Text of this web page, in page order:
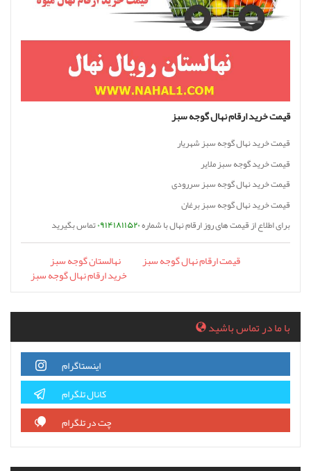
قیمت خرید ارقام نهال گوجه سبز
قیمت خرید نهال گوجه سبز شهریار
قیمت خرید گوجه سبز ملایر
قیمت خرید نهال گوجه سبز سررودی
قیمت خرید نهال گوجه سبز برغان
برای اطلاع از قیمت های روز ارقام نهال با شماره۰۹۱۴۱۸۱۱۵۲۰تماس بگیرید
نهالستان گوجه سبز قیمت ارقام نهال گوجه سبز
خرید ارقام نهال گوجه سبز
با ما در تماس باشید
اینستاگرام
کانال تلگرام
چت در تلگرام